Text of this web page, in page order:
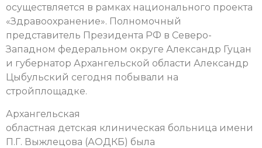
осуществляется в рамках национального проекта
«Здравоохранение». Полномочный
представитель Президента РФ в Северо-
Западном федеральном округе Александр Гуцан
и губернатор Архангельской области Александр
Цыбульский сегодня побывали на
стройплощадке.
Архангельская
областная детская клиническая больница имени
П.Г. Выжлецова (АОДКБ) была